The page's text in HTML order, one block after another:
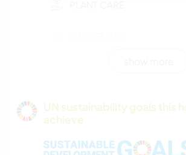
UN sustainability goals this
achieve